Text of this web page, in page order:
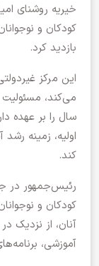
خیریه روشنای
کودکان و
بازدید کرد.
این مرکز
سال را بر عهده
اولیه، زمینه
کند.
رئیس‌جمهور در
کودکان و
آنان، از نزدیک
آموزشی،